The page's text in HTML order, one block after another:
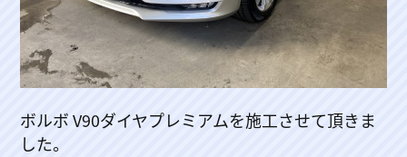
ボルボ V90ダイヤプレミアムを施工させて頂きま
した。